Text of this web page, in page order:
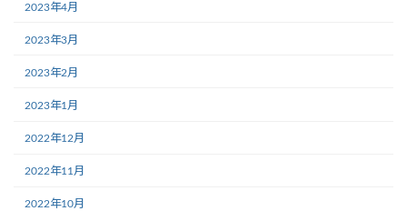
2023年4月
2023年3月
2023年2月
2023年1月
2022年12月
2022年11月
2022年10月